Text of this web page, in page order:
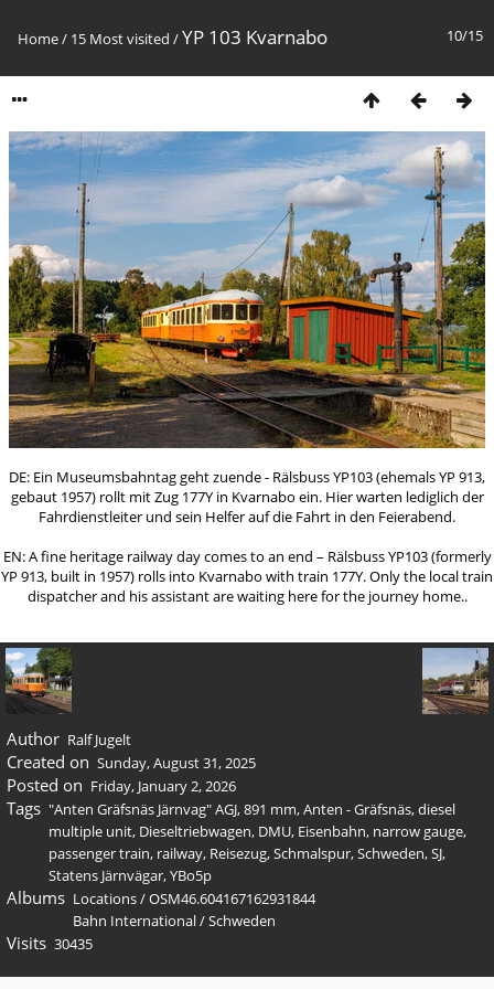
10/15
Home/ 15 Most visited /YP 103 Kvarnabo
DE: Ein Museumsbahntag geht zuende - Rälsbuss YP103 (ehemals YP 913,
gebaut 1957) rollt mit Zug 177Y in Kvarnabo ein. Hier warten lediglich der
Fahrdienstleiter und sein Helfer auf die Fahrt in den Feierabend.
EN: A fine heritage railway day comes to an end – Rälsbuss YP103 (formerly
YP 913, built in 1957) rolls into Kvarnabo with train 177Y. Only the local train
dispatcher and his assistant are waiting here for the journey home..
Author Ralf Jugelt
Created on Sunday, August 31, 2025
Posted on Friday, January 2, 2026
Tags "Anten Gräfsnäs Järnvag" AGJ,891 mm,Anten - Gräfsnäs,diesel
multiple unit, Dieseltriebwagen, DMU, Eisenbahn, narrow gauge,
passenger train, railway, Reisezug,Schmalspur,Schweden,SJ,
Statens Järnvägar,YBo5p
Albums Locations/OSM46.604167162931844
Bahn International/Schweden
Visits 30435